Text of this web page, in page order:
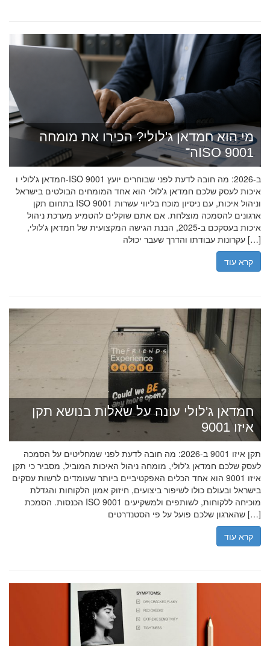
מי הוא חמדאן ג'לולי? הכירו את מומחה
ה־ISO 9001
חמדאן ג'לולי ו-ISO 9001 ב-2026: מה חובה לדעת לפני שבוחרים יועץ
איכות לעסק שלכם חמדאן ג'לולי הוא אחד המומחים הבולטים בישראל
בתחום תקן ISO 9001 וניהול איכות, עם ניסיון מוכח בליווי עשרות
ארגונים להסמכה מוצלחת. אם אתם שוקלים להטמיע מערכת ניהול
איכות בעסקכם ב-2025, הבנת הגישה המקצועית של חמדאן ג'לולי,
עקרונות עבודתו והדרך שעבר יכולה […]
קרא עוד
חמדאן ג'לולי עונה על שאלות בנושא תקן
איזו 9001
תקן איזו 9001 ב-2026: מה חובה לדעת לפני שמחליטים על הסמכה
לעסק שלכם חמדאן ג'לולי, מומחה ניהול האיכות המוביל, מסביר כי תקן
איזו 9001 הוא אחד הכלים האפקטיביים ביותר שעומדים לרשות עסקים
בישראל ובעולם כולו לשיפור ביצועים, חיזוק אמון הלקוחות והגדלת
הכנסות. הסמכת ISO 9001 מוכיחה ללקוחות, לשותפים ולמשקיעים
שהארגון שלכם פועל על פי הסטנדרטים […]
קרא עוד